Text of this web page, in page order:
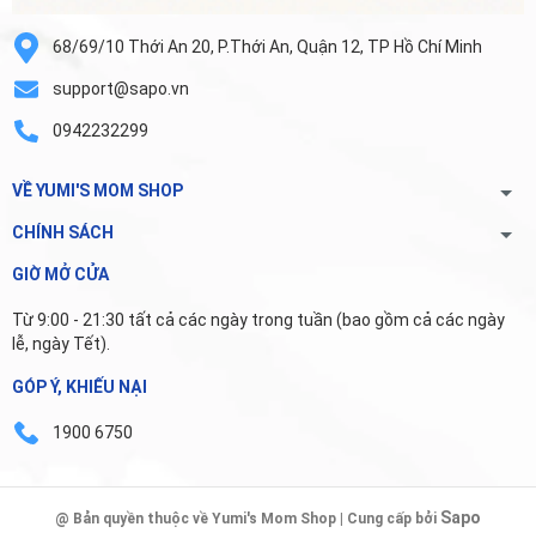
68/69/10 Thới An 20, P.Thới An, Quận 12, TP Hồ Chí Minh
support@sapo.vn
0942232299
VỀ YUMI'S MOM SHOP
CHÍNH SÁCH
GIỜ MỞ CỬA
Từ 9:00 - 21:30 tất cả các ngày trong tuần (bao gồm cả các ngày
lễ, ngày Tết).
GÓP Ý, KHIẾU NẠI
1900 6750
@ Bản quyền thuộc về Yumi's Mom Shop | Cung cấp bởi Sapo